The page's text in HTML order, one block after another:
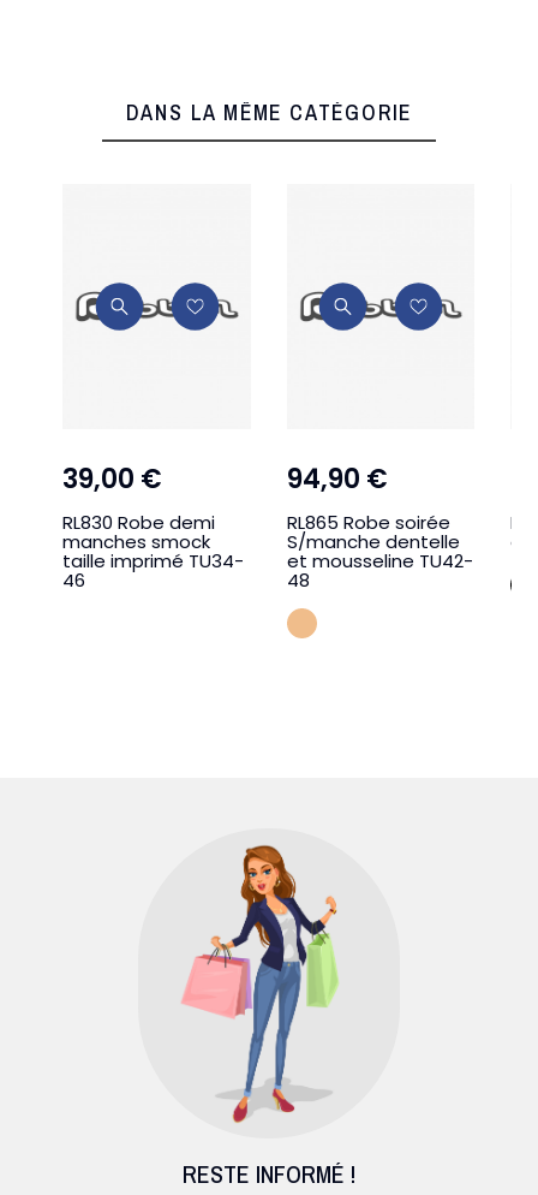
DANS LA MÊME CATÉGORIE
39,00 €
RL830 Robe demi
manches smock
taille imprimé TU34-
46
94,90 €
RL865 Robe soirée
S/manche dentelle
et mousseline TU42-
48
PECHE
RESTE INFORMÉ !